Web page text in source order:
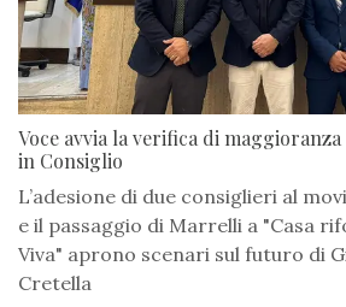
Voce avvia la verifica di
in Consiglio
L’adesione di due consiglieri al
e il passaggio di Marrelli a "Casa
Viva" aprono scenari sul futuro di
Cretella